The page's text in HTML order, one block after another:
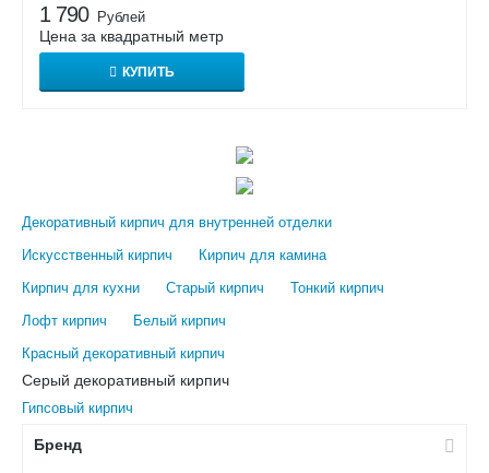
1 790 Рублей
Цена за квадратный метр
КУПИТЬ
Декоративный кирпич для внутренней отделки
Искусственный кирпич
Кирпич для камина
Кирпич для кухни
Старый кирпич
Тонкий кирпич
Лофт кирпич
Белый кирпич
Красный декоративный кирпич
Серый декоративный кирпич
Гипсовый кирпич
Бренд